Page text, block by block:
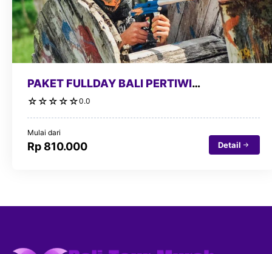
PAKET FULLDAY BALI PERTIWI
PAINTBALL+ATV
☆ ☆ ☆ ☆ ☆0.0
Mulai dari
Rp 810.000 Detail